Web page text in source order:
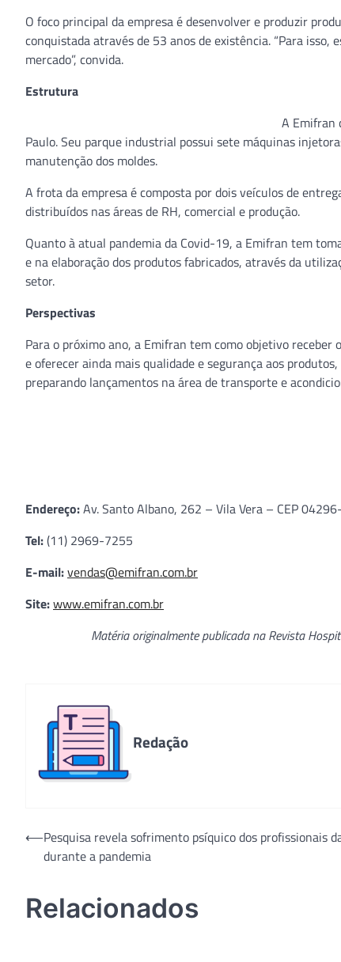
O foco principal da empresa é desenvolver e produzir
conquistada através de 53 anos de existência. “Para
mercado”, convida.
Estrutura
A Emifran
Paulo. Seu parque industrial possui sete máquinas
manutenção dos moldes.
A frota da empresa é composta por dois veículos de
distribuídos nas áreas de RH, comercial e produção.
Quanto à atual pandemia da Covid-19, a Emifran tem
e na elaboração dos produtos fabricados, através da
setor.
Perspectivas
Para o próximo ano, a Emifran tem como objetivo receber
e oferecer ainda mais qualidade e segurança aos
preparando lançamentos na área de transporte e
Endereço:Av. Santo Albano, 262 – Vila Vera – CEP
Tel:(11) 2969-7255
E-mail:vendas@emifran.com.br
Site:www.emifran.com.br
Matéria originalmente publicada na Revista
Redação
Navegação
⟵Pesquisa revela sofrimento psíquico dos profissionais
durante a pandemia
Relacionados